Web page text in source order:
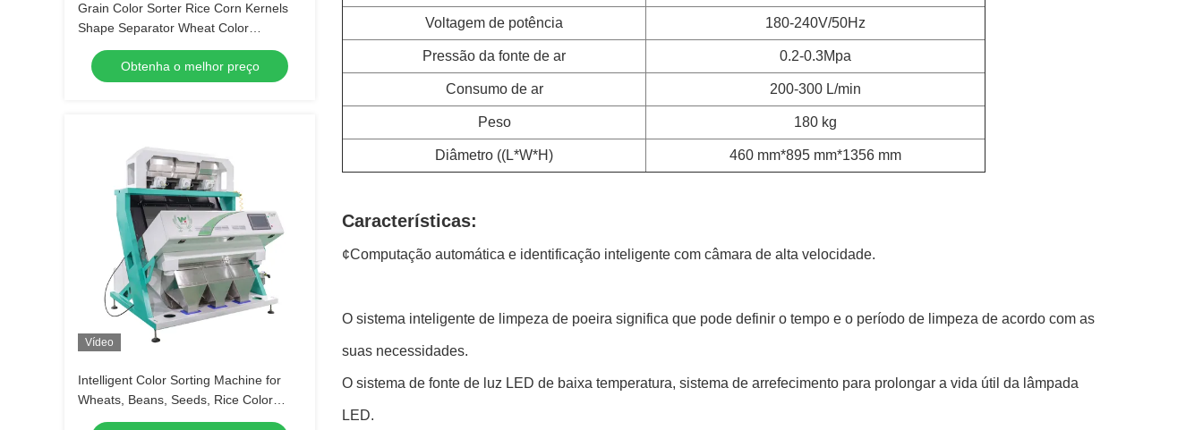
Grain Color Sorter Rice Corn Kernels
Shape Separator Wheat Color
Separating Machine
Obtenha o melhor preço
Vídeo
Intelligent Color Sorting Machine for
Wheats, Beans, Seeds, Rice Color
Sorter
Voltagem de potência 180-240V/50Hz
Pressão da fonte de ar 0.2-0.3Mpa
Consumo de ar 200-300 L/min
Peso 180 kg
Diâmetro ((L*W*H) 460 mm*895 mm*1356 mm
Características:
¢Computação automática e identificação inteligente com câmara de alta velocidade.
O sistema inteligente de limpeza de poeira significa que pode definir o tempo e o período de limpeza de acordo com as
suas necessidades.
O sistema de fonte de luz LED de baixa temperatura, sistema de arrefecimento para prolongar a vida útil da lâmpada
LED.